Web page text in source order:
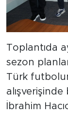
Toplantıda
sezon
Türk
İbrahim